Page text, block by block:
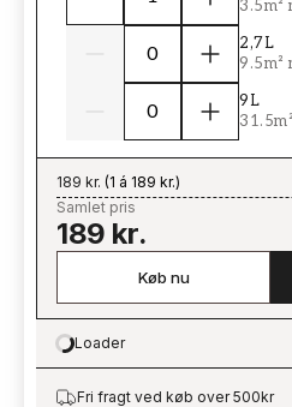
3.5m²
2,7L
9.5m²
9L
189 kr. (1 á 189 kr.)
Samlet pris
189 kr.
Køb nu
Loading…
Loader
Fri fragt ved køb over 500kr